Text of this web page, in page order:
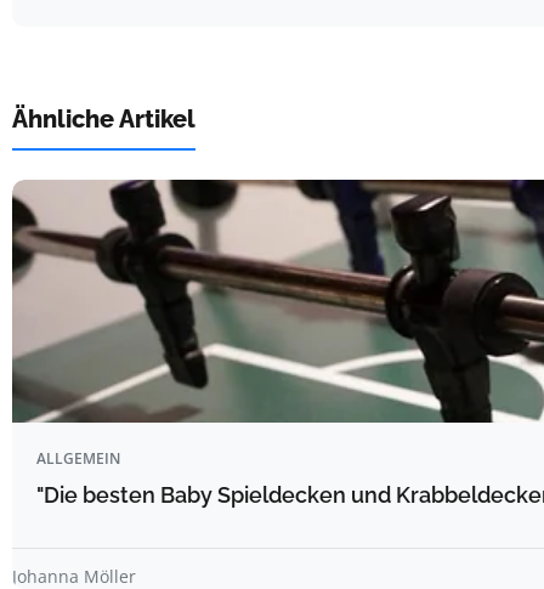
Ähnliche Artikel
ALLGEMEIN
"Die besten Baby Spieldecken und
Johanna Möller